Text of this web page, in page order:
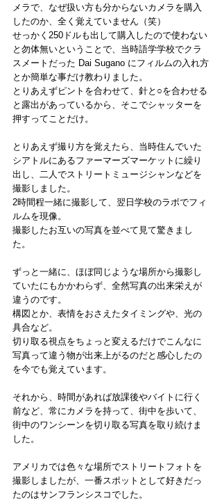
メラで、なぜ扱い方も分からないカメラを購入
したのか、全く覚えていません（笑）
せっかく250ドルも出して購入したので使わない
と勿体無いということで、当時語学学校でクラ
スメートだった Dai Sugano にフィルムの入れ方
とか簡単な事だけ教わりました。
とりあえずピントを合わせて、針と○を合わせる
と露出があっているから、そこでシャッターを
押すってことだけ。
とりあえず撮り方を覚えたら、当時住んでいた
シアトルにあるファーマーズマーケットに繰り
出し、二人でストリートミュージシャンなどを
撮影しました。
2時間程一緒に撮影して、翌日学校のラボでフィ
ルムを現像。
撮影したお互いの写真を並べて見て驚きまし
た。
ずっと一緒に、ほぼ同じような場所から撮影し
ていたにもかかわらず、全然写真の出来栄えが
違うのです。
構図とか、表情をおさえたタイミングや、光の
具合など。
切り取る視点をちょっと変えるだけでこんなに
写真って違う物が出来上がるのだと感心したの
を今でも覚えています。
それから、時間があれば放課後やバイトに行く
前など、常にカメラを持って、街中を歩いて、
街中のワンシーンを切り取る写真を取り続けま
した。
アメリカでは色々な場所でストリートフォトを
撮影しましたが、一番スポットとして好きだっ
たのはサンフランシスコでした。